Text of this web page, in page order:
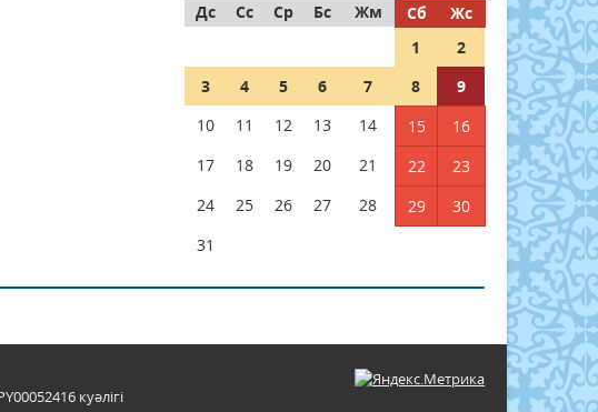
Дс
Сс Ср Бс Жм Сб
Жс
1
2
3
4 5 6 7 8
9
10
11 12 13 14 15
16
17
18 19 20 21 22
23
24
25 26 27 28 29
30
31
куәлігі